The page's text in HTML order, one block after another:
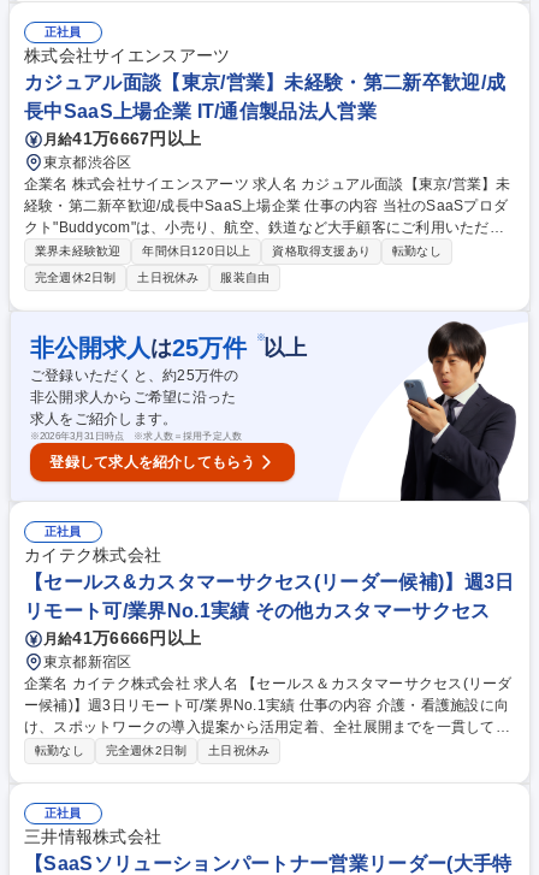
画のヒアリング ■Eight Career Designの価値提案および商談機会の創出 ■
フィールドセールスへの案件連携と受注に向けた伴走 ■Salesforceなどを
活用した商談管理・パイプラインマネジメント ■マーケティング・セール
スと連携したリード獲得施策やナーチャリング施策の企画・改善 募集職種
【インサイドセールス/リーダー】ライフタイムに伴走する転職サービス◎
正社員
株式会社サイエンスアーツ
カジュアル面談【東京/営業】未経験・第二新卒歓迎/成
長中SaaS上場企業 IT/通信製品法人営業
月給41万6667円以上
東京都渋谷区
企業名 株式会社サイエンスアーツ 求人名 カジュアル面談【東京/営業】未
経験・第二新卒歓迎/成長中SaaS上場企業 仕事の内容 当社のSaaSプロダ
クト"Buddycom"は、小売り、航空、鉄道など大手顧客にご利用いただ
き、解約率は驚異の0.3%と圧倒的低さを誇ります。そんなBuddycomの営
業の求人です。カジュアル面談からまずは始めましょう。 【募集ポジショ
ンについて】【1】パートナーセールス：販売パートナーである代理店と
共に当社のプロダクトを拡販いただくポジションです。（販売パートナー
との商談同行・提案支援 、パートナー担当者との関係構築・ヒアリングな
ど）【2】フィールドセールス：各業界のトップである企業に提案を仕掛
け、サービスが行き届いていない大きな潜在市場を開拓していく非常にや
りがいのあるポジションです。 募集職種 カジュアル面談【東京/営業】未
経験・第二新卒歓迎/成長中SaaS上場企業
業界未経験歓迎 年間休日120日以上 資格取得支援あり
転勤なし
完全週休2日制
土日祝休み 服装自由
非公開求人 は25万件 ※以上
ご登録いただくと、約25万件の
非公開求人からご希望に沿った
求人をご紹介します。
※2026年3月31日時点 ※求人数＝採用予定人数
登録して求人を紹介してもらう
正社員
カイテク株式会社
【セールス&カスタマーサクセス(リーダー候補)】週3日
リモート可/業界No.1実績 その他カスタマーサクセス
月給41万6666円以上
東京都新宿区
企業名 カイテク株式会社 求人名 【セールス＆カスタマーサクセス(リーダ
ー候補)】週3日リモート可/業界No.1実績 仕事の内容 介護・看護施設に向
け、スポットワークの導入提案から活用定着、全社展開までを一貫してお
任せします。さらなる事業成長を見据え、導入から定着・拡大までをリー
た改善提案(定量＋定性)/他拠点への横展開・プロジェクト提案/顧客の声を
もとにしたプロダクト改善(PdM/開発と連携)※従来の「営業→CS」とい
う分業制ではなく、1人の担当が一貫して支援可能です！ [変更範囲：当社
転勤なし 完全週休2日制 土日祝休み
正社員
三井情報株式会社
【SaaSソリューションパートナー営業リーダー(大手特